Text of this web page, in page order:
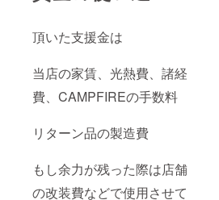
頂いた支援金は
当店の家賃、光熱費、諸経
費、CAMPFIREの手数料
リターン品の製造費
もし余力が残った際は店舗
の改装費などで使用させて